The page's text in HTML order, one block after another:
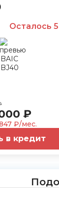
Осталось 5
₽
₽/мес.
в кредит